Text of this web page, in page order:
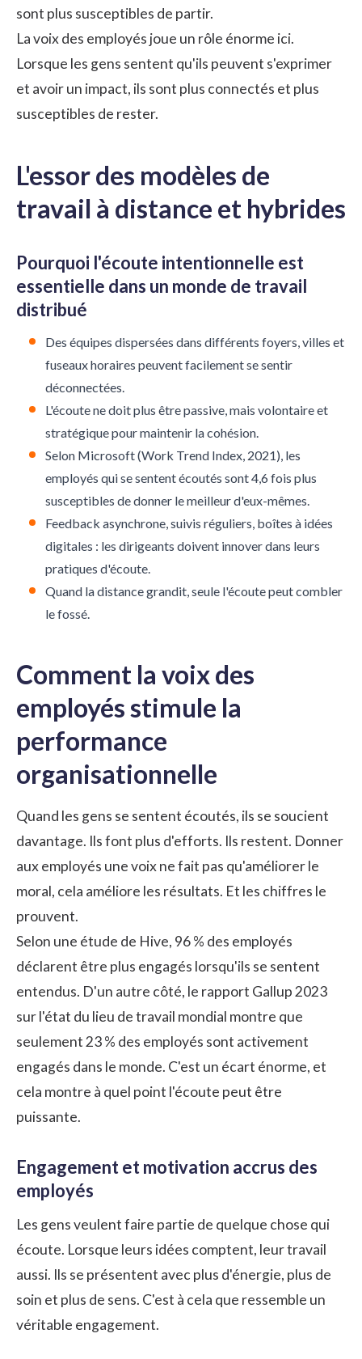
sont plus susceptibles de partir.
La voix des employés joue un rôle énorme ici.
Lorsque les gens sentent qu'ils peuvent s'exprimer
et avoir un impact, ils sont plus connectés et plus
susceptibles de rester.
L'essor des modèles de
travail à distance et hybrides
Pourquoi l'écoute intentionnelle est
essentielle dans un monde de travail
distribué
Des équipes dispersées dans différents foyers, villes et
fuseaux horaires peuvent facilement se sentir
déconnectées.
L'écoute ne doit plus être passive, mais volontaire et
stratégique pour maintenir la cohésion.
Selon Microsoft (Work Trend Index, 2021), les
employés qui se sentent écoutés sont 4,6 fois plus
susceptibles de donner le meilleur d'eux-mêmes.
Feedback asynchrone, suivis réguliers, boîtes à idées
digitales : les dirigeants doivent innover dans leurs
pratiques d'écoute.
Quand la distance grandit, seule l'écoute peut combler
le fossé.
Comment la voix des
employés stimule la
performance
organisationnelle
Quand les gens se sentent écoutés, ils se soucient
davantage. Ils font plus d'efforts. Ils restent. Donner
aux employés une voix ne fait pas qu'améliorer le
moral, cela améliore les résultats. Et les chiffres le
prouvent.
Selon une étude de Hive, 96 % des employés
déclarent être plus engagés lorsqu'ils se sentent
entendus. D'un autre côté, le rapport Gallup 2023
sur l'état du lieu de travail mondial montre que
seulement 23 % des employés sont activement
engagés dans le monde. C'est un écart énorme, et
cela montre à quel point l'écoute peut être
puissante.
Engagement et motivation accrus des
employés
Les gens veulent faire partie de quelque chose qui
écoute. Lorsque leurs idées comptent, leur travail
aussi. Ils se présentent avec plus d'énergie, plus de
soin et plus de sens. C'est à cela que ressemble un
véritable engagement.